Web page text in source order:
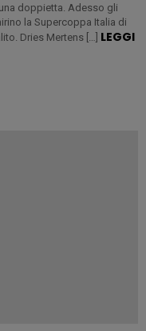
doppietta. Adesso gli
la Supercoppa Italia di
Dries Mertens […] LEGGI